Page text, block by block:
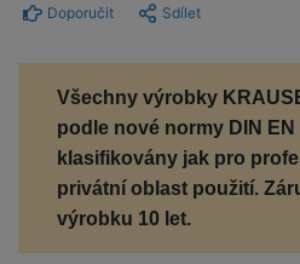
Doporučit Sdílet
Všechny výrobky
podle nové normy DIN
klasifikovány jak pro
privátní oblast použití.
výrobku 10 let.